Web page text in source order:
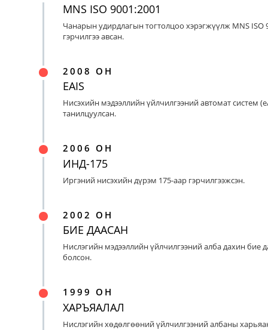
MNS ISO 9001:2001
Чанарын удирдлагын тогтолцоо хэрэгжүүлж MNS ISO
гэрчилгээ авсан.
2008 ОН
EAIS
Нисэхийн мэдээллийн үйлчилгээний автомат систем
танилцуулсан.
2006 ОН
ИНД-175
Иргэний нисэхийн дүрэм 175-аар гэрчилгээжсэн.
2002 ОН
БИЕ ДААСАН
Нислэгийн мэдээллийн үйлчилгээний алба дахин бие
болсон.
1999 ОН
ХАРЪЯАЛАЛ
Нислэгийн хөдөлгөөний үйлчилгээний албаны